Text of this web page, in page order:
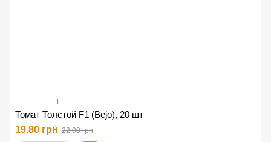
1
Томат Толстой F1 (Bejo), 20 шт
19.80 грн 22.00 грн